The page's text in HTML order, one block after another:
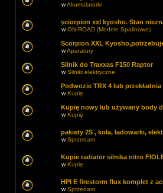
wAkumulatorki
sciorpion xxl kyosho. Stan
wON-ROAD (Modele Spalinowe)
Scorpion XXL
wAparatury
Silnik do Traxxas F150 Raptor
wSilniki elektryczne
Podwozie TRX 4 lub
wKupię
Kupię nowy lub używany body
wKupię
pakiety 2S , koła, ładowarki,
wSprzedam
Kupie radiator silnika nitro
wKupię
HPI E firestorm flux komplet z
wSprzedam